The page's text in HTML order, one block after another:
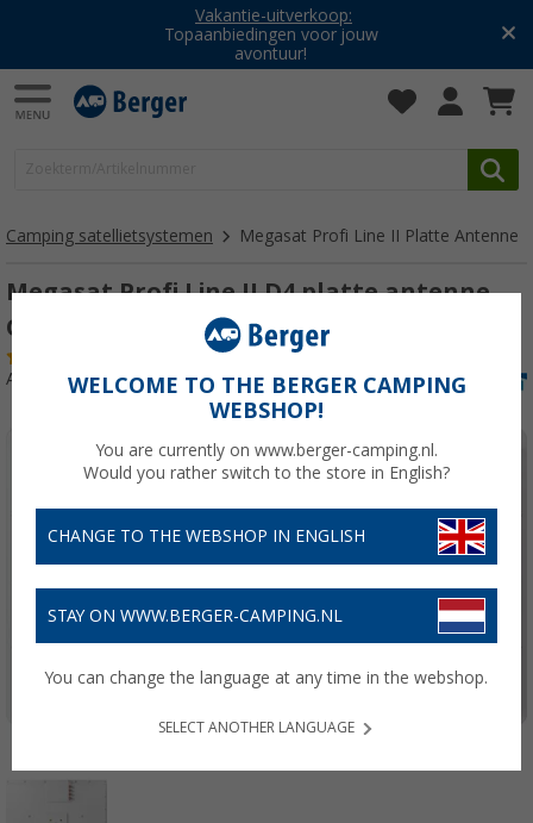
Vakantie-uitverkoop:
Topaanbiedingen voor jouw
avontuur!
Camping satellietsystemen Megasat Profi Line II Platte Antenne
Megasat Profi Line II D4 platte antenne
Quad LNB
Artikelnr: 791602WELCOME TO THE BERGER CAMPING
WEBSHOP!
You are currently on www.berger-camping.nl.
Would you rather switch to the store in English?
CHANGE TO THE WEBSHOP IN ENGLISH
STAY ON WWW.BERGER-CAMPING.NL
You can change the language at any time in the webshop.
SELECT ANOTHER LANGUAGE